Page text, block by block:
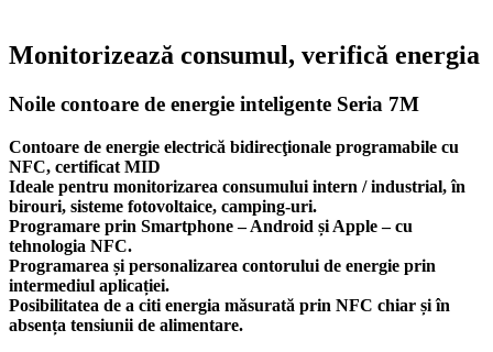
Monitorizează consumul, verifică energia
Noile contoare de energie inteligente Seria 7M
Contoare de energie electrică bidirecţionale programabile cu
NFC, certificat MID
Ideale pentru monitorizarea consumului intern / industrial, în
birouri, sisteme fotovoltaice, camping-uri.
Programare prin Smartphone – Android și Apple – cu
tehnologia NFC.
Programarea și personalizarea contorului de energie prin
intermediul aplicației.
Posibilitatea de a citi energia măsurată prin NFC chiar și în
absența tensiunii de alimentare.